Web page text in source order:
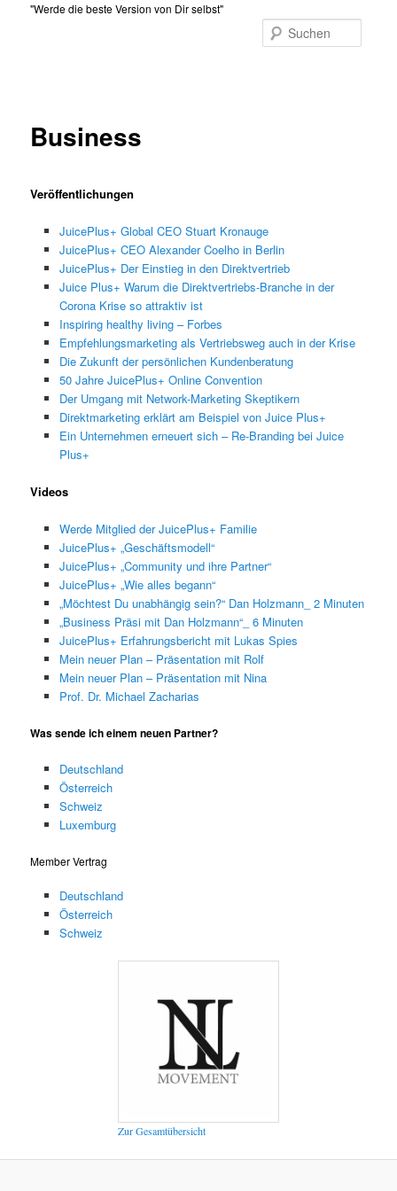
"Werde die beste Version von Dir selbst"
Business
Veröffentlichungen
JuicePlus+ Global CEO Stuart Kronauge
JuicePlus+ CEO Alexander Coelho in Berlin
JuicePlus+ Der Einstieg in den Direktvertrieb
Juice Plus+ Warum die Direktvertriebs-Branche in der
Corona Krise so attraktiv ist
Inspiring healthy living – Forbes
Empfehlungsmarketing als Vertriebsweg auch in der Krise
Die Zukunft der persönlichen Kundenberatung
50 Jahre JuicePlus+ Online Convention
Der Umgang mit Network-Marketing Skeptikern
Direktmarketing erklärt am Beispiel von Juice Plus+
Ein Unternehmen erneuert sich – Re-Branding bei Juice
Plus+
Videos
Werde Mitglied der JuicePlus+ Familie
JuicePlus+ „Geschäftsmodell“
JuicePlus+ „Community und ihre Partner“
JuicePlus+ „Wie alles begann“
„Möchtest Du unabhängig sein?“ Dan Holzmann_ 2 Minuten
„Business Präsi mit Dan Holzmann“_ 6 Minuten
JuicePlus+ Erfahrungsbericht mit Lukas Spies
Mein neuer Plan – Präsentation mit Rolf
Mein neuer Plan – Präsentation mit Nina
Prof. Dr. Michael Zacharias
Was sende ich einem neuen Partner?
Deutschland
Österreich
Schweiz
Luxemburg
Member Vertrag
Deutschland
Österreich
Schweiz
Zur Gesamtübersicht